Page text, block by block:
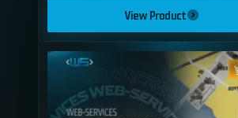
View Product